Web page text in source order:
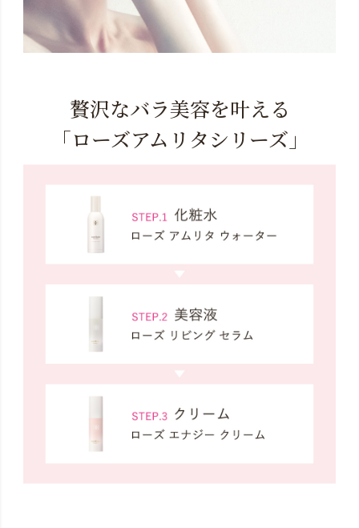
贅沢なバラ美容を叶える
「ローズアムリタシリーズ」